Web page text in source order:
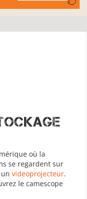
où la
se regardent sur
videoprojecteur.
le camescope